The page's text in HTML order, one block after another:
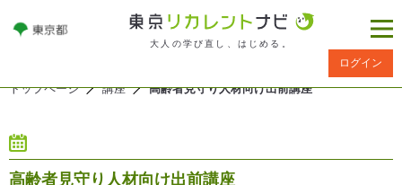
大人の学び直し、はじめる。
ログイン
トップページ 講座 高齢者見守り人材向け出前講座
高齢者見守り人材向け出前講座